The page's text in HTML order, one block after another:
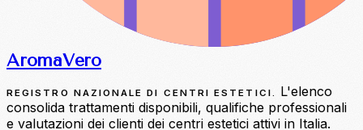
AromaVero
REGISTRO NAZIONALE DI CENTRI ESTETICI.
L'elenco
consolida trattamenti disponibili, qualifiche professionali
e valutazioni dei clienti dei centri estetici attivi in Italia.